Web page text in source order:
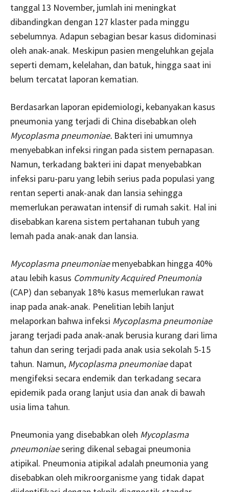
tanggal 13 November, jumlah ini meningkat
dibandingkan dengan 127 klaster pada minggu
sebelumnya. Adapun sebagian besar kasus didominasi
oleh anak-anak. Meskipun pasien mengeluhkan gejala
seperti demam, kelelahan, dan batuk, hingga saat ini
belum tercatat laporan kematian.
Berdasarkan laporan epidemiologi, kebanyakan kasus
pneumonia yang terjadi di China disebabkan oleh
Mycoplasma pneumoniae. Bakteri ini umumnya
menyebabkan infeksi ringan pada sistem pernapasan.
Namun, terkadang bakteri ini dapat menyebabkan
infeksi paru-paru yang lebih serius pada populasi yang
rentan seperti anak-anak dan lansia sehingga
memerlukan perawatan intensif di rumah sakit. Hal ini
disebabkan karena sistem pertahanan tubuh yang
lemah pada anak-anak dan lansia.
Mycoplasma pneumoniaemenyebabkan hingga 40%
atau lebih kasus Community Acquired Pneumonia
(CAP) dan sebanyak 18% kasus memerlukan rawat
inap pada anak-anak. Penelitian lebih lanjut
melaporkan bahwa infeksi Mycoplasma pneumoniae
jarang terjadi pada anak-anak berusia kurang dari lima
tahun dan sering terjadi pada anak usia sekolah 5-15
tahun. Namun, Mycoplasma pneumoniaedapat
mengifeksi secara endemik dan terkadang secara
epidemik pada orang lanjut usia dan anak di bawah
usia lima tahun.
Pneumonia yang disebabkan oleh Mycoplasma
pneumoniaesering dikenal sebagai pneumonia
atipikal. Pneumonia atipikal adalah pneumonia yang
disebabkan oleh mikroorganisme yang tidak dapat